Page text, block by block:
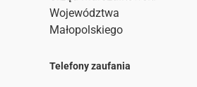
Województwa
Małopolskiego
Telefony zaufania